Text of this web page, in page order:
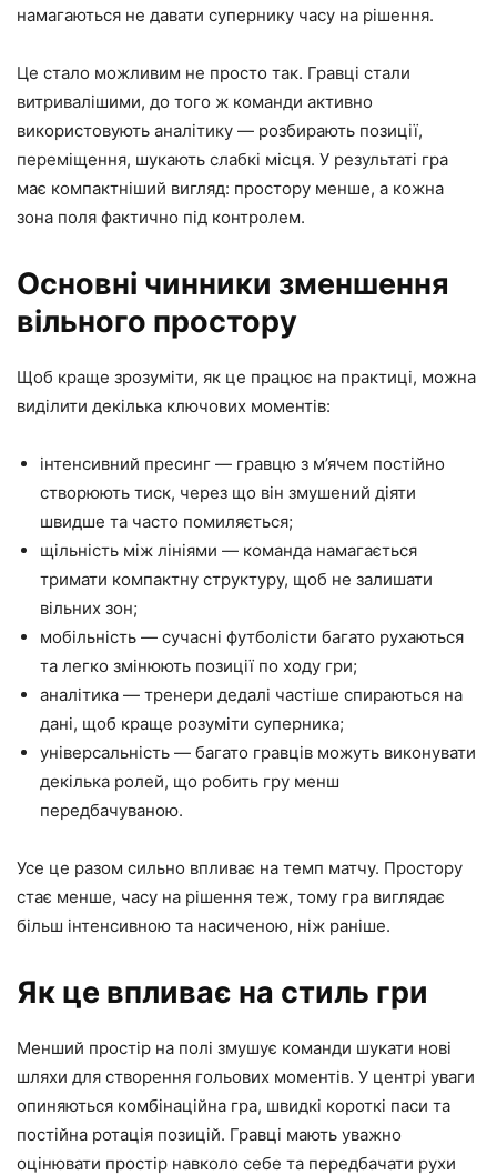
намагаються не давати супернику часу на рішення.
Це стало можливим не просто так. Гравці стали
витривалішими, до того ж команди активно
використовують аналітику — розбирають позиції,
переміщення, шукають слабкі місця. У результаті гра
має компактніший вигляд: простору менше, а кожна
зона поля фактично під контролем.
Основні чинники зменшення
вільного простору
Щоб краще зрозуміти, як це працює на практиці, можна
виділити декілька ключових моментів:
інтенсивний пресинг — гравцю з м’ячем постійно
створюють тиск, через що він змушений діяти
швидше та часто помиляється;
щільність між лініями — команда намагається
тримати компактну структуру, щоб не залишати
вільних зон;
мобільність — сучасні футболісти багато рухаються
та легко змінюють позиції по ходу гри;
аналітика — тренери дедалі частіше спираються на
дані, щоб краще розуміти суперника;
універсальність — багато гравців можуть виконувати
декілька ролей, що робить гру менш
передбачуваною.
Усе це разом сильно впливає на темп матчу. Простору
стає менше, часу на рішення теж, тому гра виглядає
більш інтенсивною та насиченою, ніж раніше.
Як це впливає на стиль гри
Менший простір на полі змушує команди шукати нові
шляхи для створення гольових моментів. У центрі уваги
опиняються комбінаційна гра, швидкі короткі паси та
постійна ротація позицій. Гравці мають уважно
оцінювати простір навколо себе та передбачати рухи